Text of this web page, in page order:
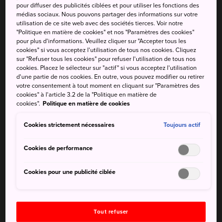
sanctuaire Kunozan Toshogu
. C'est ici que repose
Tokugawa Ieyasu.
Si vous aimez le shopping, manger au restaurant et sortir
le soir, dirigez-vous vers les immenses centres
commerciaux de la ville. L'un d'entre eux, leS-Pulse
Dream Plaza
, dispose d'un parc à thèmes et d'un petit
musée dédié aux sushis.
offrant un panorama spectaculaire et abritant le
Les petites villes relais bien conservées de
Mariko et d'Utsunoya, sur l'ancienne route du
pour diffuser des publicités ciblées et pour utiliser les fonctions des
médias sociaux. Nous pouvons partager des informations sur votre
utilisation de ce site web avec des sociétés tierces. Voir notre
"Politique en matière de cookies" et nos "Paramètres des cookies"
pour plus d'informations. Veuillez cliquer sur "Accepter tous les
cookies" si vous acceptez l'utilisation de tous nos cookies. Cliquez
sur "Refuser tous les cookies" pour refuser l'utilisation de tous nos
cookies. Placez le sélecteur sur "actif" si vous acceptez l'utilisation
d'une partie de nos cookies. En outre, vous pouvez modifier ou retirer
votre consentement à tout moment en cliquant sur "Paramètres des
cookies" à l'article 3.2 de la "Politique en matière de
cookies". Politique en matière de cookies
Cookies strictement nécessaires Toujours actif
Cookies de performance
Cookies pour une publicité ciblée
Tout refuser